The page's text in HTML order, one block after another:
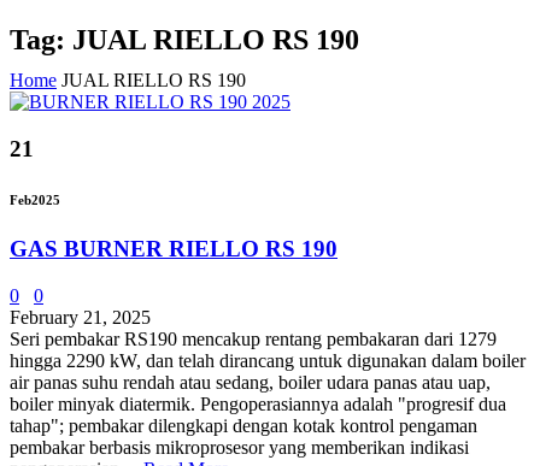
Tag: JUAL RIELLO RS 190
Home JUAL RIELLO RS 190
21
Feb2025
GAS BURNER RIELLO RS 190
0
0
February 21, 2025
Seri pembakar RS190 mencakup rentang pembakaran dari 1279
hingga 2290 kW, dan telah dirancang untuk digunakan dalam boiler
air panas suhu rendah atau sedang, boiler udara panas atau uap,
boiler minyak diatermik. Pengoperasiannya adalah "progresif dua
tahap"; pembakar dilengkapi dengan kotak kontrol pengaman
pembakar berbasis mikroprosesor yang memberikan indikasi